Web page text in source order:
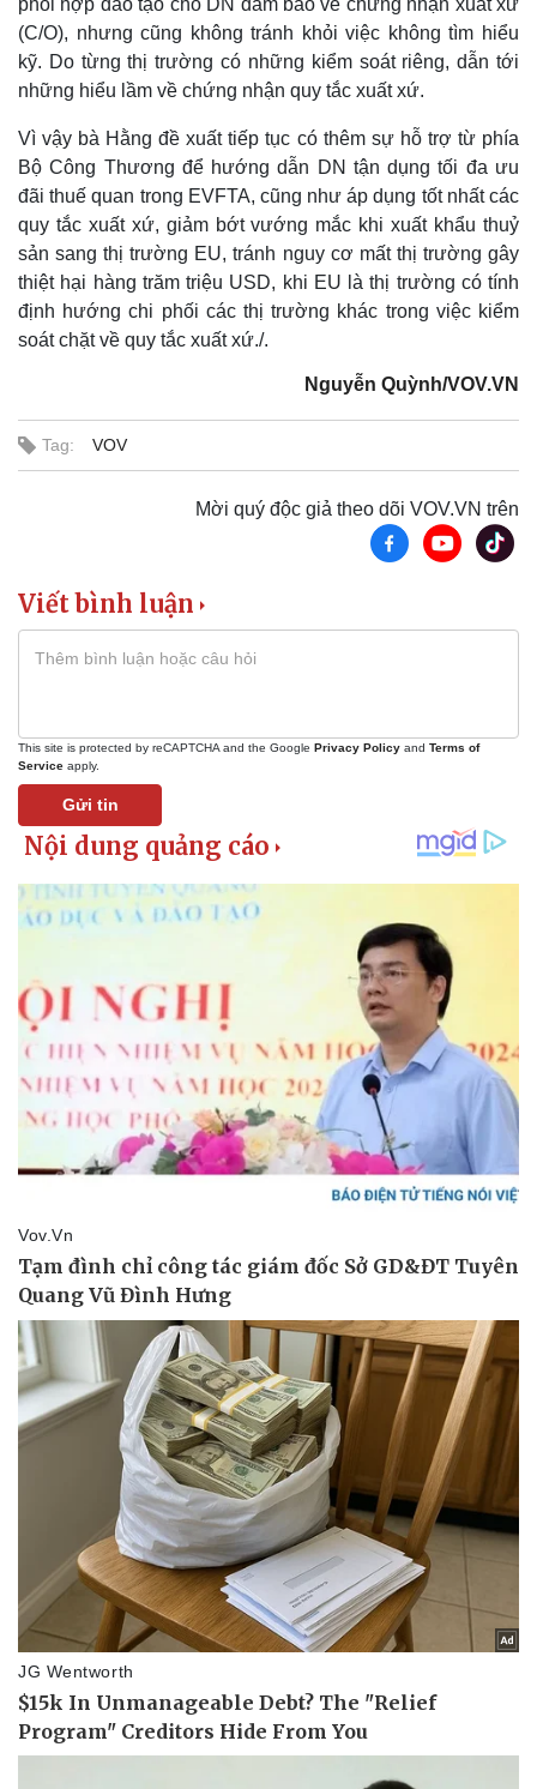
Pháp luật
Quân sự - Quốc phòng
Vũ khí
Việt Nam
Phân tích
phối hợp đào tạo cho DN đảm bảo về chứng nhận xuất xứ
(C/O), nhưng cũng không tránh khỏi việc không tìm hiểu
kỹ. Do từng thị trường có những kiểm soát riêng, dẫn tới
những hiểu lầm về chứng nhận quy tắc xuất xứ.
Vì vậy bà Hằng đề xuất tiếp tục có thêm sự hỗ trợ từ phía
Bộ Công Thương để hướng dẫn DN tận dụng tối đa ưu
đãi thuế quan trong EVFTA, cũng như áp dụng tốt nhất các
quy tắc xuất xứ, giảm bớt vướng mắc khi xuất khẩu thuỷ
sản sang thị trường EU, tránh nguy cơ mất thị trường gây
thiệt hại hàng trăm triệu USD, khi EU là thị trường có tính
định hướng chi phối các thị trường khác trong việc kiểm
soát chặt về quy tắc xuất xứ./.
Nguyễn Quỳnh/VOV.VN
Tag: VOV
Mời quý độc giả theo dõi VOV.VN trên
Viết bình luận
This site is protected by reCAPTCHA and the Google Privacy Policy and Terms of
Service apply.
Gửi tin